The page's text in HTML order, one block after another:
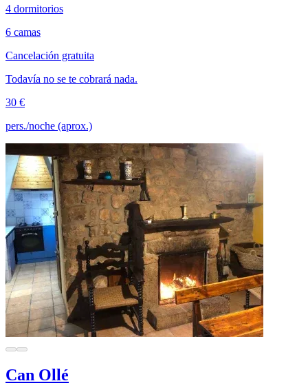
4 dormitorios
6 camas
Cancelación gratuita
Todavía no se te cobrará nada.
30 €
pers./noche (aprox.)
Can Ollé